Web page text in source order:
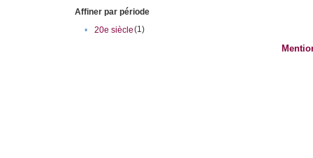
Affiner par période
•
20e siècle(1)